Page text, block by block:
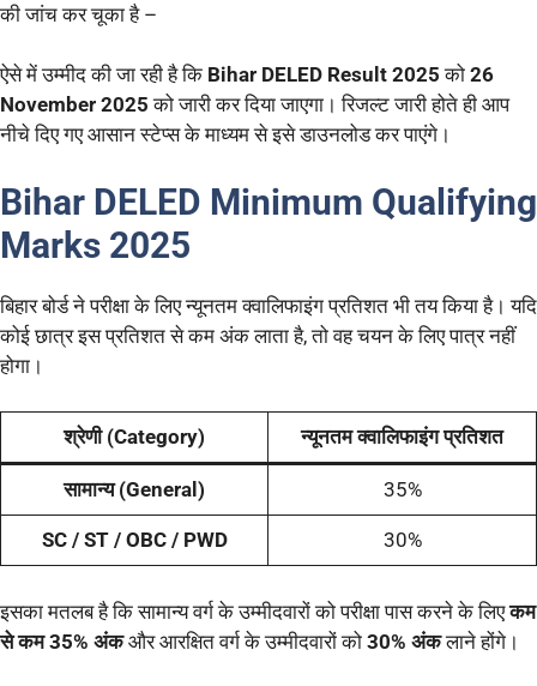
की जांच कर चूका है –
ऐसे में उम्मीद की जा रही है कि Bihar DELED Result 2025 को 26
November 2025 को जारी कर दिया जाएगा। रिजल्ट जारी होते ही आप
नीचे दिए गए आसान स्टेप्स के माध्यम से इसे डाउनलोड कर पाएंगे।
Bihar DELED Minimum Qualifying
Marks 2025
बिहार बोर्ड ने परीक्षा के लिए न्यूनतम क्वालिफाइंग प्रतिशत भी तय किया है। यदि
कोई छात्र इस प्रतिशत से कम अंक लाता है, तो वह चयन के लिए पात्र नहीं
होगा।
श्रेणी (Category) न्यूनतम क्वालिफाइंग प्रतिशत
सामान्य (General) 35%
SC / ST / OBC / PWD 30%
इसका मतलब है कि सामान्य वर्ग के उम्मीदवारों को परीक्षा पास करने के लिएकम
से कम 35% अंकऔर आरक्षित वर्ग के उम्मीदवारों को 30% अंकलाने होंगे।